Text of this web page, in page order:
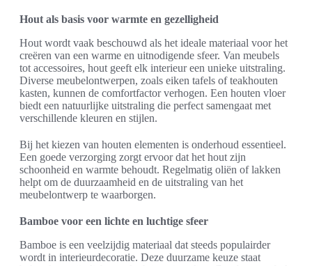
Hout als basis voor warmte en gezelligheid
Hout wordt vaak beschouwd als het ideale materiaal voor het
creëren van een warme en uitnodigende sfeer. Van meubels
tot accessoires, hout geeft elk interieur een unieke uitstraling.
Diverse meubelontwerpen, zoals eiken tafels of teakhouten
kasten, kunnen de comfortfactor verhogen. Een houten vloer
biedt een natuurlijke uitstraling die perfect samengaat met
verschillende kleuren en stijlen.
Bij het kiezen van houten elementen is onderhoud essentieel.
Een goede verzorging zorgt ervoor dat het hout zijn
schoonheid en warmte behoudt. Regelmatig oliën of lakken
helpt om de duurzaamheid en de uitstraling van het
meubelontwerp te waarborgen.
Bamboe voor een lichte en luchtige sfeer
Bamboe is een veelzijdig materiaal dat steeds populairder
wordt in interieurdecoratie. Deze duurzame keuze staat